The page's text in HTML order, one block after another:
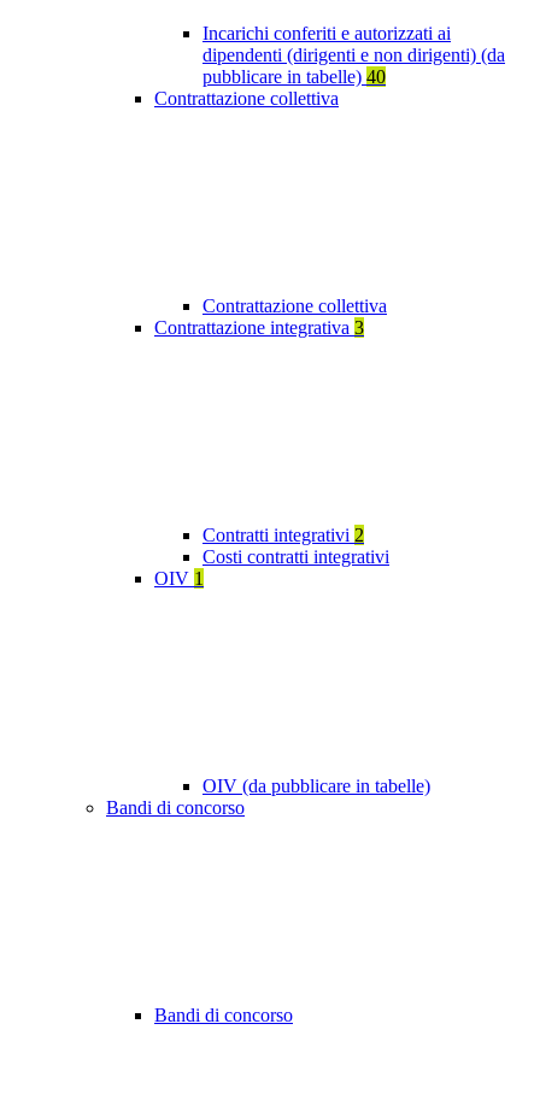
Incarichi conferiti e autorizzati ai
dipendenti (dirigenti e non dirigenti) (da
pubblicare in tabelle) 40
Contrattazione collettiva
Contrattazione collettiva
Contrattazione integrativa 3
Contratti integrativi 2
Costi contratti integrativi
OIV 1
OIV (da pubblicare in tabelle)
Bandi di concorso
Bandi di concorso